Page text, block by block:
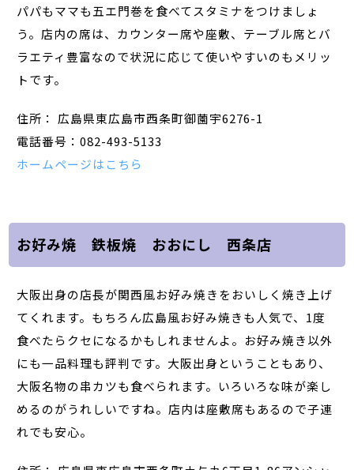
パパもママも五エ門巻を食べてスタミナをつけましょ
う。店内の席は、カウンター席や座敷、テーブル席とバ
ラエティ豊富なので状況に応じて使いやすいのもメリッ
トです。
住所： 広島県東広島市西条町御薗宇6276-1
電話番号：082-493-5133
ホームページはこちら
お好み焼 鉄板焼 おおにし 西条店
大阪出身の店長が関西風お好み焼きをおいしく焼き上げ
てくれます。もちろん広島風お好み焼きも人気で、1度
食べたらクセになるかもしれませんよ。お好み焼き以外
にも一品料理も評判です。大阪出身ということもあり、
大阪名物の串カツも食べられます。いろいろな味が楽し
めるのがうれしいですね。店内は座敷席もあるので子連
れでも安心。